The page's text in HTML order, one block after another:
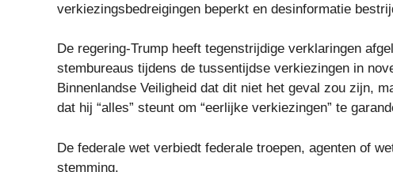
verkiezingsbedreigingen beperkt en desinformatie
De regering-Trump heeft tegenstrijdige verklaringen
stembureaus tijdens de tussentijdse verkiezingen in
Binnenlandse Veiligheid dat dit niet het geval zou zijn,
dat hij “alles” steunt om “eerlijke verkiezingen” te
De federale wet verbiedt federale troepen, agenten of
stemming.